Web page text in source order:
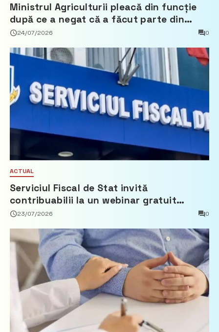
Ministrul Agriculturii pleacă din funcție
după ce a negat că a făcut parte din
Partidul Democrat
24/07/2026 0
ACTUAL
Serviciul Fiscal de Stat invită
contribuabilii la un webinar gratuit
privind calculul impozitului pe bunurile
23/07/2026 0